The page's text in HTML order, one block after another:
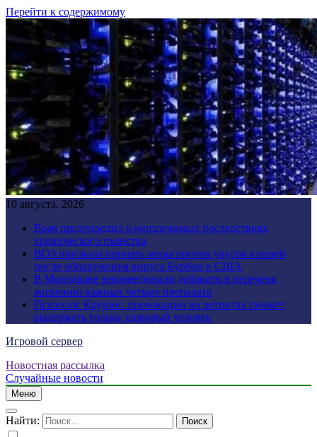
Перейти к содержимому
10 августа, 2026
Врач предупредил о неизлечимых последствиях
хронического пьянства
ВОЗ призвала принять меры против укусов клещей
после обнаружения вируса Бурбон в США
В Минздраве рекомендовали добавить в перечень
жизненно важных четыре препарата
Психолог Крупин: провокации на ретритах сможет
выдержать только здоровый человек
Игровой сервер
Новостная рассылка
Случайные новости
Меню
Найти: